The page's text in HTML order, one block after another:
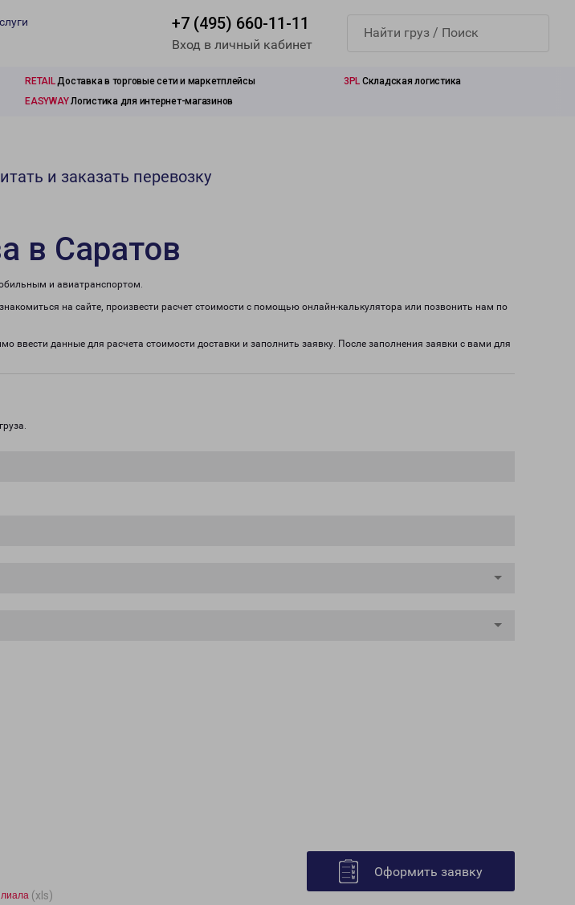
+7 (495) 660-11-11
Вход в личный кабинет
RETAILДоставка в торговые сети и маркетплейсы 3PL Складская логистика
EASYWAYЛогистика для интернет-магазинов
и заказать перевозку
в Саратов
и авиатранспортом.
на сайте, произвести расчет стоимости с помощью онлайн-калькулятора или позвонить нам по
ввести данные для расчета стоимости доставки и заполнить заявку. После заполнения заявки с вами для
(xls)
Оформить заявку